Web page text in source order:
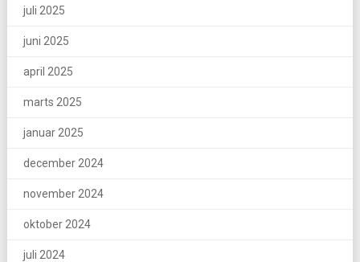
juli 2025
juni 2025
april 2025
marts 2025
januar 2025
december 2024
november 2024
oktober 2024
juli 2024